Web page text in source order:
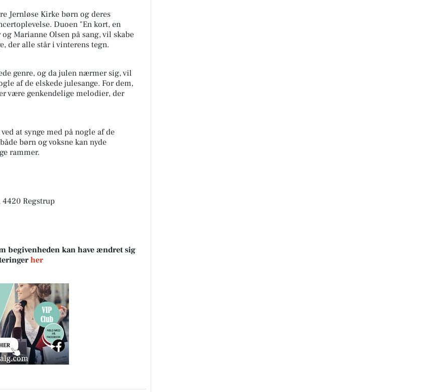
Jernløse Kirke børn og deres
Duoen "En kort, en
Marianne Olsen på sang, vil skabe
der alle står i vinterens tegn.
genre, og da julen nærmer sig, vil
af de elskede julesange. For dem,
være genkendelige melodier, der
at synge med på nogle af de
børn og voksne kan nyde
rammer.
4420 Regstrup
begivenheden kan have ændret sig
her